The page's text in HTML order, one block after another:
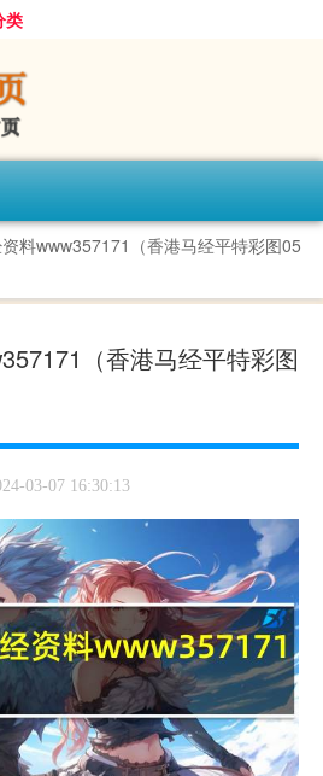
类
料www357171（香港马经平特彩图05
（香港马经平特彩图
03-07 16:30:13